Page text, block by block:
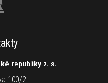
republiky z. s.
100/2